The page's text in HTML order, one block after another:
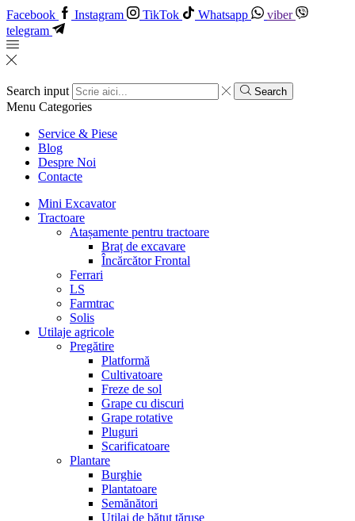
Facebook Instagram TikTok Whatsapp
viber
telegram
Search input Search
Menu Categories
Service & Piese
Blog
Despre Noi
Contacte
Mini Excavator
Tractoare
Atașamente pentru tractoare
Braț de excavare
Încărcător Frontal
Ferrari
LS
Farmtrac
Solis
Utilaje agricole
Pregătire
Platformă
Cultivatoare
Freze de sol
Grape cu discuri
Grape rotative
Pluguri
Scarificatoare
Plantare
Burghie
Plantatoare
Semănători
Utilaj de bătut țărușe